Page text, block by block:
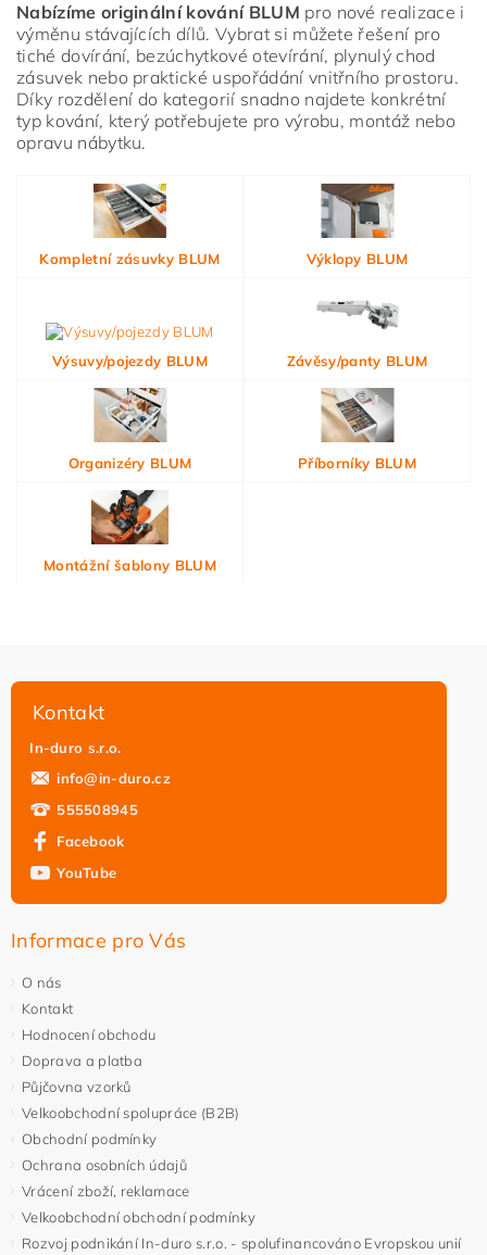
Vložením hodnocení souhlasíte s
osobních údajů
Nabízíme originální kování BLUM pro nové realizace i
výměnu stávajících dílů. Vybrat si můžete řešení pro
tiché dovírání, bezúchytkové otevírání, plynulý chod
zásuvek nebo praktické uspořádání vnitřního prostoru.
Díky rozdělení do kategorií snadno najdete konkrétní
typ kování, který potřebujete pro výrobu, montáž nebo
opravu nábytku.
Kompletní zásuvky BLUM Výklopy BLUM
Výsuvy/pojezdy BLUM Závěsy/panty BLUM
Organizéry BLUM Příborníky BLUM
Montážní šablony BLUM
Kontakt
In-duro s.r.o.
info@in-duro.cz
555508945
Facebook
YouTube
Informace pro Vás
O nás
Kontakt
Hodnocení obchodu
Doprava a platba
Půjčovna vzorků
Velkoobchodní spolupráce (B2B)
Obchodní podmínky
Ochrana osobních údajů
Vrácení zboží, reklamace
Velkoobchodní obchodní podmínky
Rozvoj podnikání In-duro s.r.o. - spolufinancováno Evropskou unií